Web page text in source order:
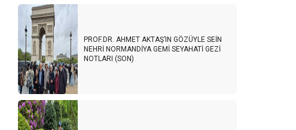
PROF.DR. AHMET AKTAŞ’IN GÖZÜYLE SEİN
NEHRİ NORMANDİYA GEMİ SEYAHATİ GEZİ
NOTLARI (SON)